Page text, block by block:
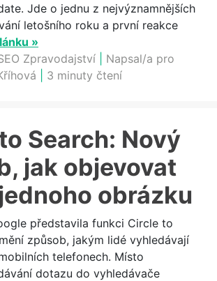
Jde o jednu z nejvýznamnějších
letošního roku a první reakce
»
Zpravodajství
Napsal/a pro
3 minuty čtení
Search: Nový
jak objevovat
obrázku
představila funkci Circle to
způsob, jakým lidé vyhledávají
telefonech. Místo
dotazu do vyhledávače